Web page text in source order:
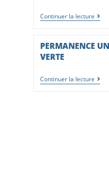
Continuer la lecture
PERMANENCE
VERTE
Continuer la lecture